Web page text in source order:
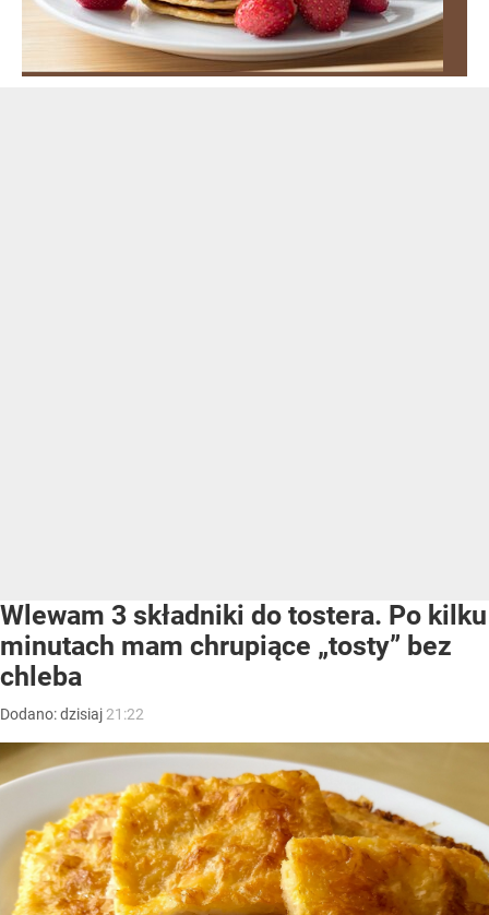
Wlewam 3 składniki do tostera. Po kilku
minutach mam chrupiące „tosty” bez
chleba
Dodano:dzisiaj 21:22